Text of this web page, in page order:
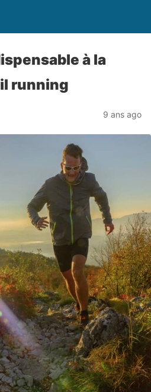
à la
running
9 ans ago